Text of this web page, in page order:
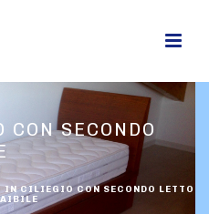
SECONDO
IN CILIEGIO CON SECONDO LETTO